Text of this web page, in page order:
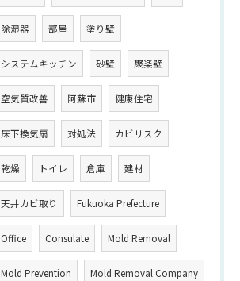
除湿器 部屋 塗り壁
システムキッチン 砂壁 聚楽壁
空気質改善 阿蘇市 健康住宅
床下換気扇 対処法 カビリスク
乾燥 トイレ 倉庫 建材
天井カビ取り Fukuoka Prefecture
Office Consulate Mold Removal
Mold Prevention Mold Removal Company